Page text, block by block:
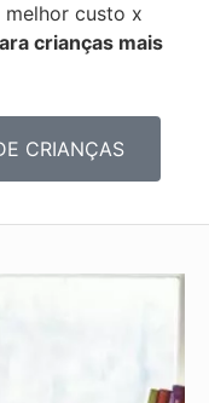
melhor custo x
crianças mais
CRIANÇAS